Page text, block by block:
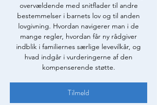
overvældende med snitflader til andre
bestemmelser i barnets lov og til anden
lovgivning. Hvordan navigerer man i de
mange regler, hvordan får ny rådgiver
indblik i familiernes særlige levevilkår, og
hvad indgår i vurderingerne af den
kompenserende støtte.
Tilmeld